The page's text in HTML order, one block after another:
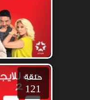
حلقة
121